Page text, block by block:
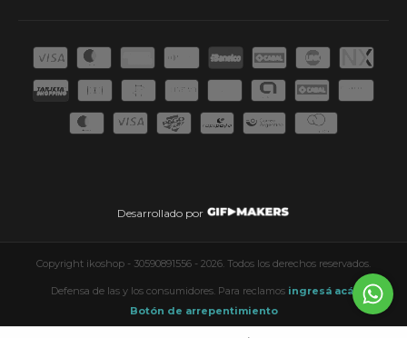
Desarrollado por
Copyright ikoshop - 30590891556 - 2026. Todos los derechos reservados.
Defensa de las y los consumidores. Para reclamos ingresá acá.
Botón de arrepentimiento